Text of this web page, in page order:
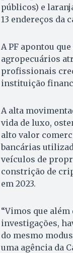
públicos) e
13 endereços da
A PF apontou
agropecuários
profissionais
instituição
A alta
vida de luxo,
alto valor
bancárias
veículos de
constrição de
em 2023.
“Vimos que
investigações,
do mesmo
uma agência da